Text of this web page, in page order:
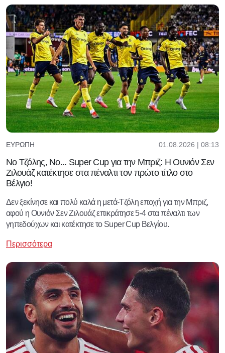
ΕΥΡΏΠΗ 01.08.2026 | 08:13
No Τζόλης, No... Super Cup για την Μπριζ: Η Ουνιόν Σεν
Ζιλουάζ κατέκτησε στα πέναλτι τον πρώτο τίτλο στο
Βέλγιο!
Δεν ξεκίνησε και πολύ καλά η μετά-Τζόλη εποχή για την Μπριζ,
αφού η Ουνιόν Σεν Ζιλουάζ επικράτησε 5-4 στα πέναλτι των
γηπεδούχων και κατέκτησε το Super Cup Βελγίου.
Περισσότερα